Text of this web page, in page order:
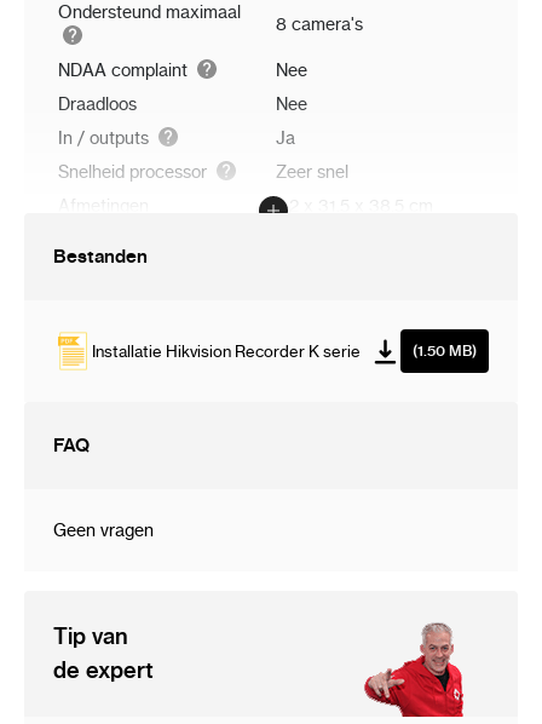
Ondersteund maximaal
8 camera's
NDAA complaint
Nee
Draadloos
Nee
In / outputs
Ja
Snelheid processor
Zeer snel
Afmetingen
5.2 x 31.5 x 38.5 cm
Bestanden
Installatie Hikvision Recorder K serie (1.50 MB)
FAQ
Geen vragen
Tip van
de expert